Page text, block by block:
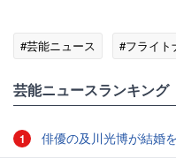
#芸能ニュース #フライト
芸能ニュースランキング
1 俳優の及川光博が結婚